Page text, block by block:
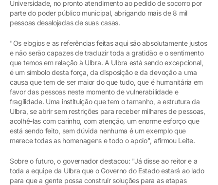
Universidade, no pronto atendimento ao pedido de socorro por
parte do poder público municipal, abrigando mais de 8 mil
pessoas desalojadas de suas casas.
"Os elogios e as referências feitas aqui são absolutamente justos
e não serão capazes de traduzir toda a gratidão e o sentimento
que temos em relação à Ulbra. A Ulbra está sendo excepcional,
é um símbolo desta força, da disposição e da devoção a uma
causa que tem de ser maior do que tudo, que é humanitária em
favor das pessoas neste momento de vulnerabilidade e
fragilidade. Uma instituição que tem o tamanho, a estrutura da
Ulbra, se abrir sem restrições para receber milhares de pessoas,
acolhê-las com carinho, com atenção, um enorme esforço que
está sendo feito, sem dúvida nenhuma é um exemplo que
merece todas as homenagens e todo o apoio", afirmou Leite.
Sobre o futuro, o governador destacou: "Já disse ao reitor e a
toda a equipe da Ulbra que o Governo do Estado estará ao lado
para que a gente possa construir soluções para as etapas